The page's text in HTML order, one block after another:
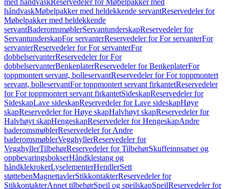
med håndvaskReservedeler for Møbelpakker med
håndvaskMøbelpakker med heldekkende servantReservedeler for
Møbelpakker med heldekkende
servantBaderomsmøblerServantunderskapReservedeler for
ServantunderskapFor servanterReservedeler for For servanterFor
servanterReservedeler for For servanterFor
dobbelservanterReservedeler for For
dobbelservanterBenkeplaterReservedeler for BenkeplaterFor
toppmontert servant, bolleservantReservedeler for For toppmontert
servant, bolleservantFor toppmontert servant firkantetReservedeler
for For toppmontert servant firkantetSideskapReservedeler for
SideskapLave sideskapReservedeler for Lave sideskapHøye
skapReservedeler for Høye skapHalvhøyt skapReservedeler for
Halvhøyt skapHengeskapReservedeler for HengeskapAndre
baderomsmøblerReservedeler for Andre
baderomsmøblerVegghyllerReservedeler for
VegghyllerTilbehørReservedeler for TilbehørSkuffeinnsatser og
oppbevaringsbokserHåndklestang og
håndklekrokerLyselementerHendlerSett
støttebenMagnettavlerStikkontakterReservedeler for
StikkontakterAnnet tilbehørSpeil og speilskapSpeilReservedeler for